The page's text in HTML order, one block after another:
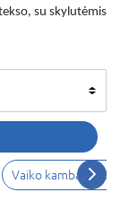
su skylutėmis
odos
medžiagų, tai
minėtas lateksas
minkštumo,
prie
lemti sąlytis su
Chicco
galite rasti
Vaiko kambarys 26